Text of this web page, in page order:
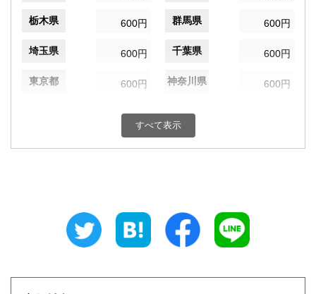
栃木県 600円 群馬県 600円
埼玉県 600円 千葉県 600円
東京都 600円 神奈川県 600円
600円 富山県
600円 三重県
すべて表示